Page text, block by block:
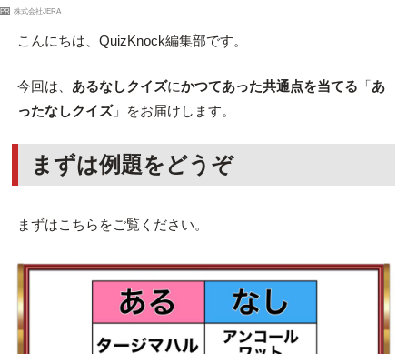
PR 株式会社JERA
こんにちは、QuizKnock編集部です。
今回は、 あるなしクイズにかつてあった共通点を当てる 「あ
ったなしクイズ」をお届けします。
まずは例題をどうぞ
まずはこちらをご覧ください。